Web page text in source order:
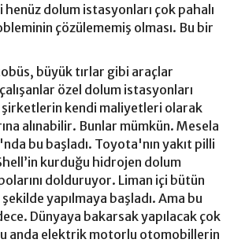
dolum istasyonları çok pahalı
çözülememiş olması. Bu bir
büyük tırlar gibi araçlar
özel dolum istasyonları
kendi maliyetleri olarak
alınabilir. Bunlar mümkün. Mesela
bu başladı. Toyota'nın yakıt pilli
kurduğu hidrojen dolum
dolduruyor. Liman içi bütün
yapılmaya başladı. Ama bu
Dünyaya bakarsak yapılacak çok
anda elektrik motorlu otomobillerin